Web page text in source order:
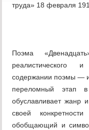
труда» 18 февраля
Поэма
реалистического
содержании поэмы —
переломный этап
обуславливает жанр
своей
обобщающий и